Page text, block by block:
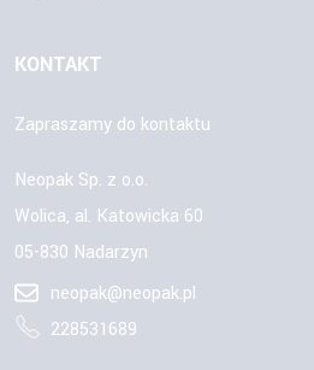
KONTAKT
Zapraszamy do kontaktu
Neopak Sp. z o.o.
Wolica, al. Katowicka 60
05-830 Nadarzyn
neopak@neopak.pl
228531689